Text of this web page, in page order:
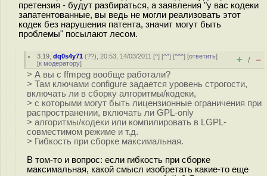
претензия - будут разбираться, а заявления "у вас кодеки
запатентованные, вы ведь не могли реализовать этот
кодек без нарушения патента, значит могут быть
проблемы" посылают лесом.
3.19 ,dq0s4y71 (??), 20:53, 14/03/2011 [^] [^^] [^^^] [ответить]
[к модератору] + / –
> А вы с ffmpeg вообще работали?
> Там ключами configure задается уровень строгости,
включать ли в сборку алгоритмы/кодеки,
> с которыми могут быть лицензионные ограничения при
распространении, включать ли GPL-only
> алгоритмы/кодеки или компилировать в LGPL-
совместимом режиме и т.д.
> Гибкость при сборке максимальная.
В том-то и вопрос: если гибкость при сборке
максимальная, какой смысл изобретать какие-то еще